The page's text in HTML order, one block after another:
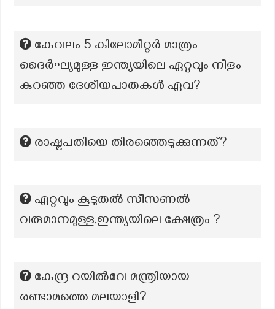
കേവലം 5 കിലോമീറ്റർ മാത്രം
ദൈർഘ്യമുള്ള ഇന്ത്യയിലെ ഏറ്റവും നീളം
കുറഞ്ഞ ദേശീയപാതകൾ ഏവ?
രാഷ്ട്രപതിയെ തിരഞ്ഞെടുക്കുന്നത്?
ഏറ്റവും കൂടുതൽ സീസണൽ
വരുമാനമുള്ള,ഇന്ത്യയിലെ ക്ഷേത്രം ?
കേന്ദ്ര റയിൽവേ മന്ത്രിയായ
രണ്ടാമത്തെ മലയാളി?